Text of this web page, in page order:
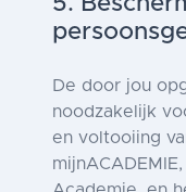
De door jou
noodzakelijk
en voltooiing